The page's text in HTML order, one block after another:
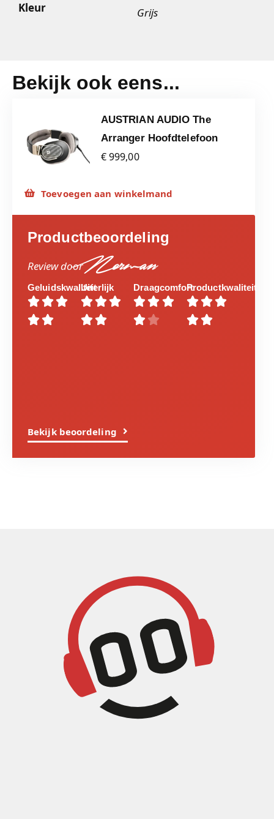
Kleur
Grijs
Bekijk ook eens...
AUSTRIAN AUDIO The
Arranger Hoofdtelefoon
€ 999,00
Toevoegen aan winkelmand
Productbeoordeling
Review doorNorman
Geluidskwaliteit


Uiterlijk


Draagcomfort
 
 
Productkwaliteit


Bekijk beoordeling